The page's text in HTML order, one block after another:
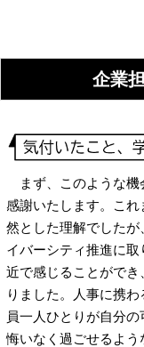
企業
まず、このような機
感謝いたします。こ
然とした理解でした
イバーシティ推進に
近で感じることがで
りました。人事に携
員一人ひとりが自分
悔いなく過ごせるよう